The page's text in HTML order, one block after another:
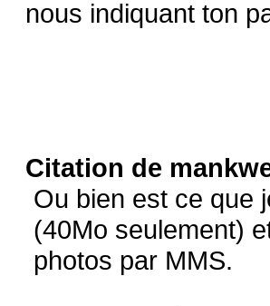
nous indiquant ton
Citation de
Ou bien est ce que
(40Mo seulement)
photos par MMS.